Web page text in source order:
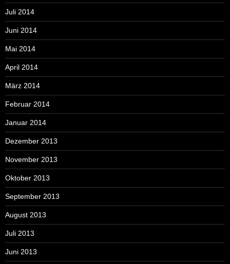
Juli 2014
Juni 2014
Mai 2014
April 2014
März 2014
Februar 2014
Januar 2014
Dezember 2013
November 2013
Oktober 2013
September 2013
August 2013
Juli 2013
Juni 2013